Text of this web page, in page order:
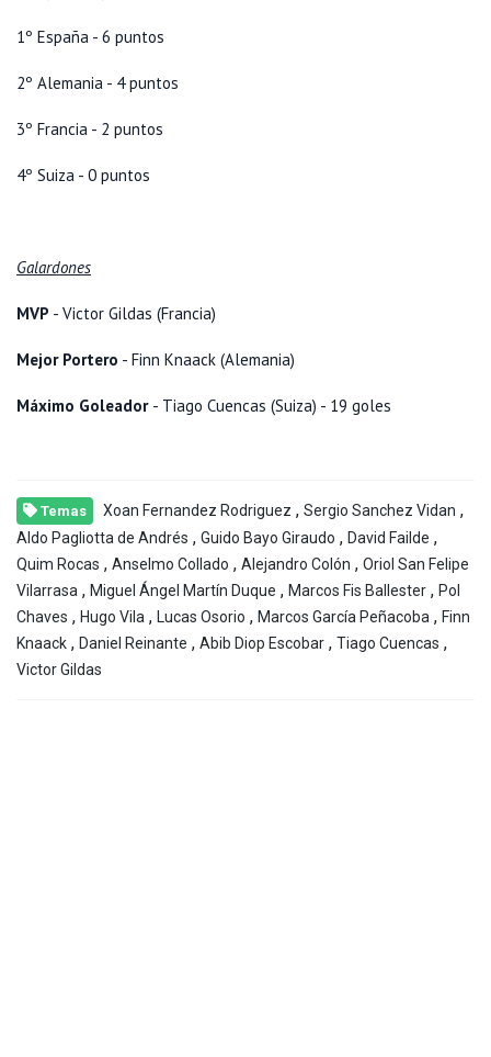
1º España - 6 puntos
2º Alemania - 4 puntos
3º Francia - 2 puntos
4º Suiza - 0 puntos
Galardones
MVP - Victor Gildas (Francia)
Mejor Portero - Finn Knaack (Alemania)
Máximo Goleador - Tiago Cuencas (Suiza) - 19 goles
Temas Xoan Fernandez Rodriguez , Sergio Sanchez Vidan ,
Aldo Pagliotta de Andrés , Guido Bayo Giraudo , David Failde ,
Quim Rocas , Anselmo Collado , Alejandro Colón , Oriol San Felipe
Vilarrasa , Miguel Ángel Martín Duque , Marcos Fis Ballester , Pol
Chaves , Hugo Vila , Lucas Osorio , Marcos García Peñacoba , Finn
Knaack , Daniel Reinante , Abib Diop Escobar , Tiago Cuencas ,
Victor Gildas